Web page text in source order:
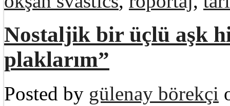
Nostaljik bir üçlü aşk
plaklarım”
Posted by gülenay börekçi